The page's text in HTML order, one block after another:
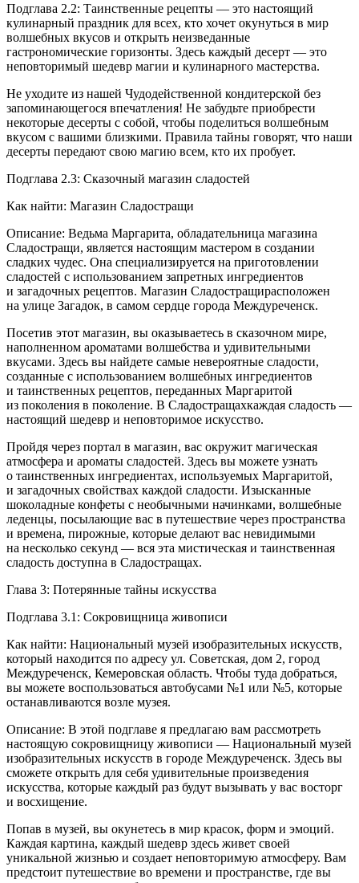
Подглава 2.2: Таинственные рецепты — это настоящий
кулинарный праздник для всех, кто хочет окунуться в мир
волшебных вкусов и открыть неизведанные
гастрономические горизонты. Здесь каждый десерт — это
неповторимый шедевр магии и кулинарного мастерства.
Не уходите из нашей Чудодейственной кондитерской без
запоминающегося впечатления! Не забудьте приобрести
некоторые десерты с собой, чтобы поделиться волшебным
вкусом с вашими близкими. Правила тайны говорят, что наши
десерты передают свою магию всем, кто их пробует.
Подглава 2.3: Сказочный магазин сладостей
Как найти: Магазин Сладостращи
Описание: Ведьма Маргарита, обладательница магазина
Сладостращи, является настоящим мастером в создании
сладких чудес. Она специализируется на приготовлении
сладостей с использованием запретных ингредиентов
и загадочных рецептов. Магазин Сладостращирасположен
на улице Загадок, в самом сердце города Междуреченск.
Посетив этот магазин, вы оказываетесь в сказочном мире,
наполненном ароматами волшебства и удивительными
вкусами. Здесь вы найдете самые невероятные сладости,
созданные с использованием волшебных ингредиентов
и таинственных рецептов, переданных Маргаритой
из поколения в поколение. В Сладостращахкаждая сладость —
настоящий шедевр и неповторимое искусство.
Пройдя через портал в магазин, вас окружит магическая
атмосфера и ароматы сладостей. Здесь вы можете узнать
о таинственных ингредиентах, используемых Маргаритой,
и загадочных свойствах каждой сладости. Изысканные
шоколадные конфеты с необычными начинками, волшебные
леденцы, посылающие вас в путешествие через пространства
и времена, пирожные, которые делают вас невидимыми
на несколько секунд — вся эта мистическая и таинственная
сладость доступна в Сладостращах.
Глава 3: Потерянные тайны искусства
Подглава 3.1: Сокровищница живописи
Как найти: Национальный музей изобразительных искусств,
который находится по адресу ул. Советская, дом 2, город
Междуреченск, Кемеровская область. Чтобы туда добраться,
вы можете воспользоваться автобусами №1 или №5, которые
останавливаются возле музея.
Описание: В этой подглаве я предлагаю вам рассмотреть
настоящую сокровищницу живописи — Национальный музей
изобразительных искусств в городе Междуреченск. Здесь вы
сможете открыть для себя удивительные произведения
искусства, которые каждый раз будут вызывать у вас восторг
и восхищение.
Попав в музей, вы окунетесь в мир красок, форм и эмоций.
Каждая картина, каждый шедевр здесь живет своей
уникальной жизнью и создает неповторимую атмосферу. Вам
предстоит путешествие во времени и пространстве, где вы